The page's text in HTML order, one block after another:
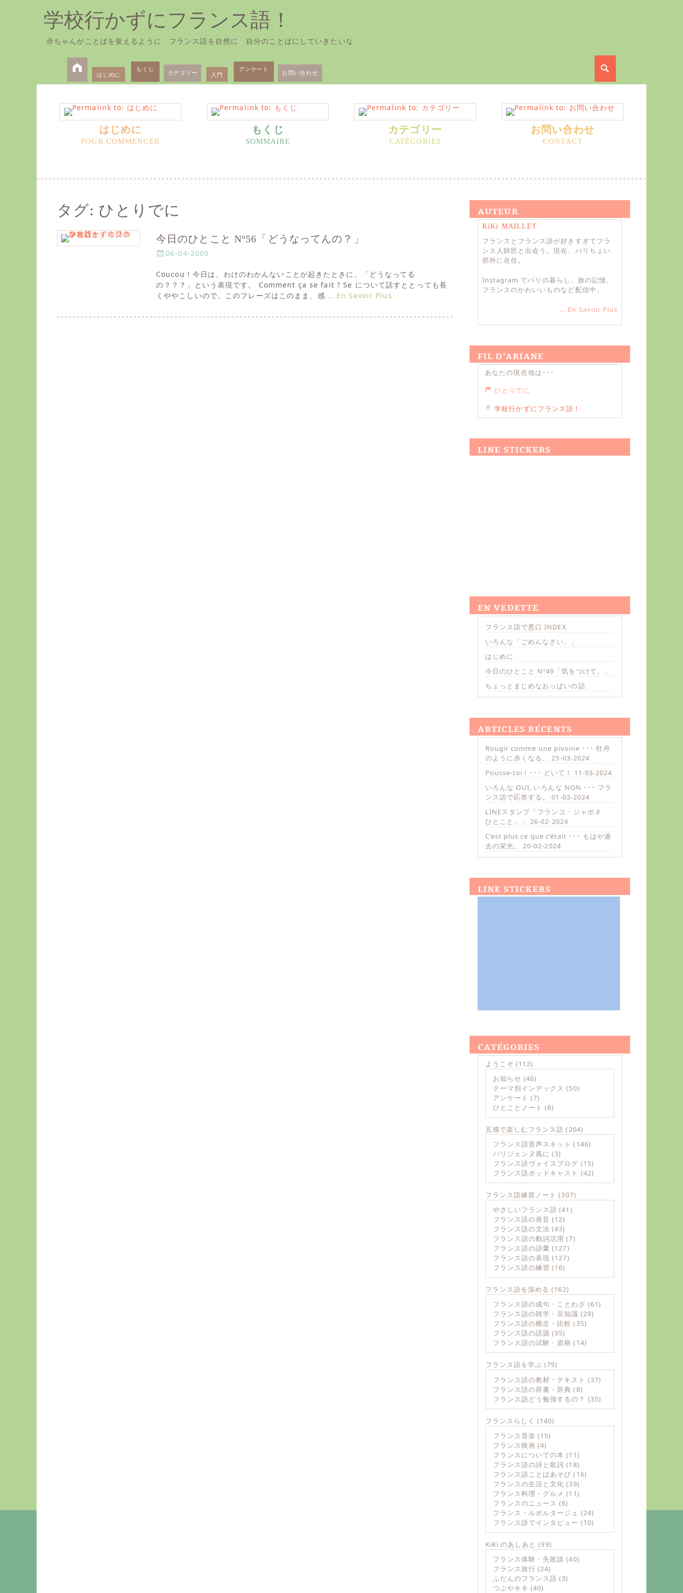
学校行かずにフランス語！
赤ちゃんがことばを覚えるように フランス語を自然に 自分のことばにしていきたいな
Primary
Menu
Skip
to
content
はじめに
もくじ カテゴリー 入門
アンケート お問い合わせ
はじめに もくじ カテゴリー お問い合わせ
タグ: ひとりでに
今日のひとこと Nº56「どうなってんの？」
P
s
t
e
o
06-04-2006
Coucou ! 今日は、わけのわかんないことが起きたときに、「どうなってる
の？？？」という表現です。 Comment ça se fait ? Se について話すととっても長
くややこしいので、このフレーズはこのまま、感 … En Savoir Plus
AUTEUR
KiKi MAILLET
フランスとフランス語が好きすぎてフラ
ンス人師匠と出会う。現在、パリちょい
郊外に在住。
Instagram でパリの暮らし、旅の記憶、
フランスのかわいいものなど配信中。
... En Savoir Plus
FIL D’ARIANE
あなたの現在地は･･･
ひとりでに
学校行かずにフランス語！
LINE STICKERS
EN VEDETTE
フランス語で悪口 INDEX
いろんな「ごめんなさい。」
はじめに
今日のひとこと Nº49「気をつけて。」
ちょっとまじめなおっぱいの話
ARTICLES RÉCENTS
Rougir comme une pivoine ･･･ 牡丹
のように赤くなる。
25-03-2024
Pousse-toi ! ･･･ どいて！
11-03-2024
いろんな OUI, いろんな NON ･･･ フラ
ンス語で応答する。
01-03-2024
LINEスタンプ「フランコ・ジャポネ
ひとこと。」
26-02-2024
C’est plus ce que c’était ･･･ もはや過
去の栄光。
20-02-2024
LINE STICKERS
CATÉGORIES
ようこそ (112)
お知らせ (46)
テーマ別インデックス (50)
アンケート (7)
ひとことノート (8)
五感で楽しむフランス語 (204)
フランス語音声スキット (146)
パリジェンヌ風に (3)
フランス語ヴォイスブログ (15)
フランス語ポッドキャスト (42)
フランス語練習ノート (307)
やさしいフランス語 (41)
フランス語の発音 (12)
フランス語の文法 (43)
フランス語の動詞活用 (7)
フランス語の語彙 (127)
フランス語の表現 (127)
フランス語の練習 (16)
フランス語を深める (162)
フランス語の成句・ことわざ (61)
フランス語の雑学・豆知識 (29)
フランス語の概念・比較 (35)
フランス語の語源 (35)
フランス語の試験・資格 (14)
フランス語を学ぶ (79)
フランス語の教材・テキスト (37)
フランス語の辞書・辞典 (8)
フランス語どう勉強するの？ (35)
フランスらしく (140)
フランス音楽 (15)
フランス映画 (4)
フランスについての本 (11)
フランス語の詩と歌詞 (18)
フランス語ことばあそび (16)
フランスの生活と文化 (39)
フランス料理・グルメ (11)
フランスのニュース (8)
フランス・ルポルタージュ (24)
フランス語でインタビュー (10)
KiKi のあしあと (99)
フランス体験・失敗談 (40)
フランス旅行 (24)
ふだんのフランス語 (3)
つぶやキキ (40)